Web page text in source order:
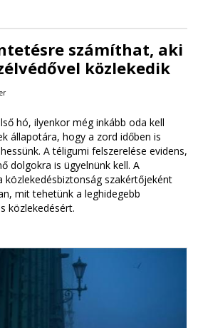
számíthat, aki
közlekedik
hó, ilyenkor még inkább oda kell
állapotára, hogy a zord időben is
A téligumi felszerelése evidens,
dolgokra is ügyelnünk kell. A
közlekedésbiztonság szakértőjeként
mit tehetünk a leghidegebb
közlekedésért.